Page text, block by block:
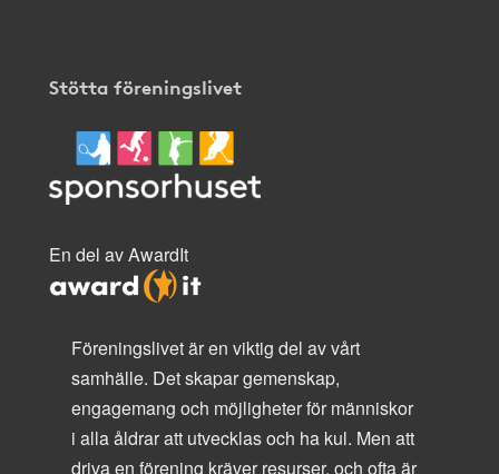
Stötta föreningslivet
En del av AwardIt
Föreningslivet är en viktig del av vårt
samhälle. Det skapar gemenskap,
engagemang och möjligheter för människor
i alla åldrar att utvecklas och ha kul. Men att
driva en förening kräver resurser, och ofta är